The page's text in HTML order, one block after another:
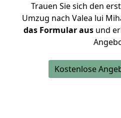
Trauen Sie sich den
Umzug nach Valea lui
das Formular ausund
Kostenlose